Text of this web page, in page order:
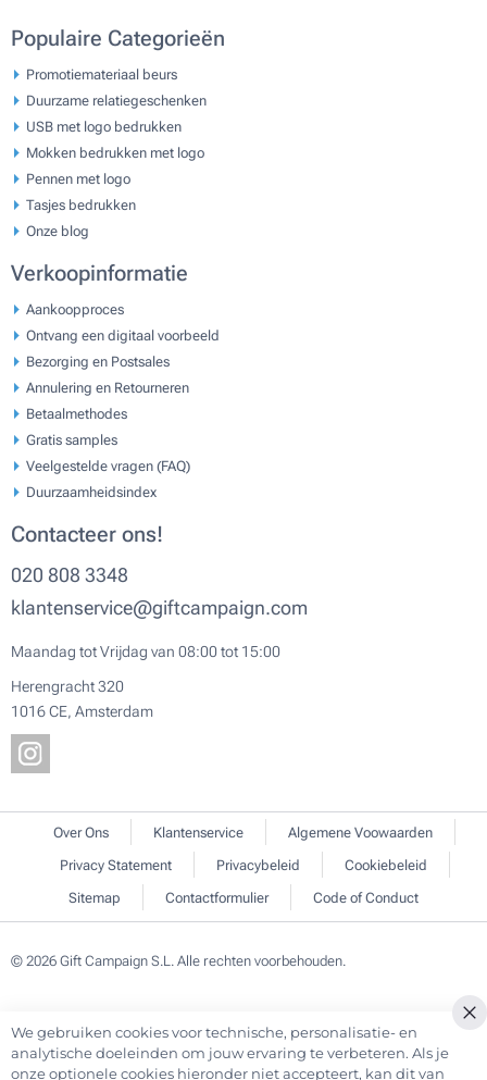
Populaire Categorieën
Promotiemateriaal beurs
Duurzame relatiegeschenken
USB met logo bedrukken
Mokken bedrukken met logo
Pennen met logo
Tasjes bedrukken
Onze blog
Verkoopinformatie
Aankoopproces
Ontvang een digitaal voorbeeld
Bezorging en Postsales
Annulering en Retourneren
Betaalmethodes
Gratis samples
Veelgestelde vragen (FAQ)
Duurzaamheidsindex
Contacteer ons!
020 808 3348
klantenservice@giftcampaign.com
Maandag tot Vrijdag van 08:00 tot 15:00
Herengracht 320
1016 CE, Amsterdam
Over Ons Klantenservice
Algemene Voowaarden
Privacy Statement
Privacybeleid
Cookiebeleid
Sitemap
Contactformulier Code of Conduct
© 2026 Gift Campaign S.L. Alle rechten voorbehouden.
We gebruiken cookies voor technische, personalisatie- en
analytische doeleinden om jouw ervaring te verbeteren. Als je
onze optionele cookies hieronder niet accepteert, kan dit van